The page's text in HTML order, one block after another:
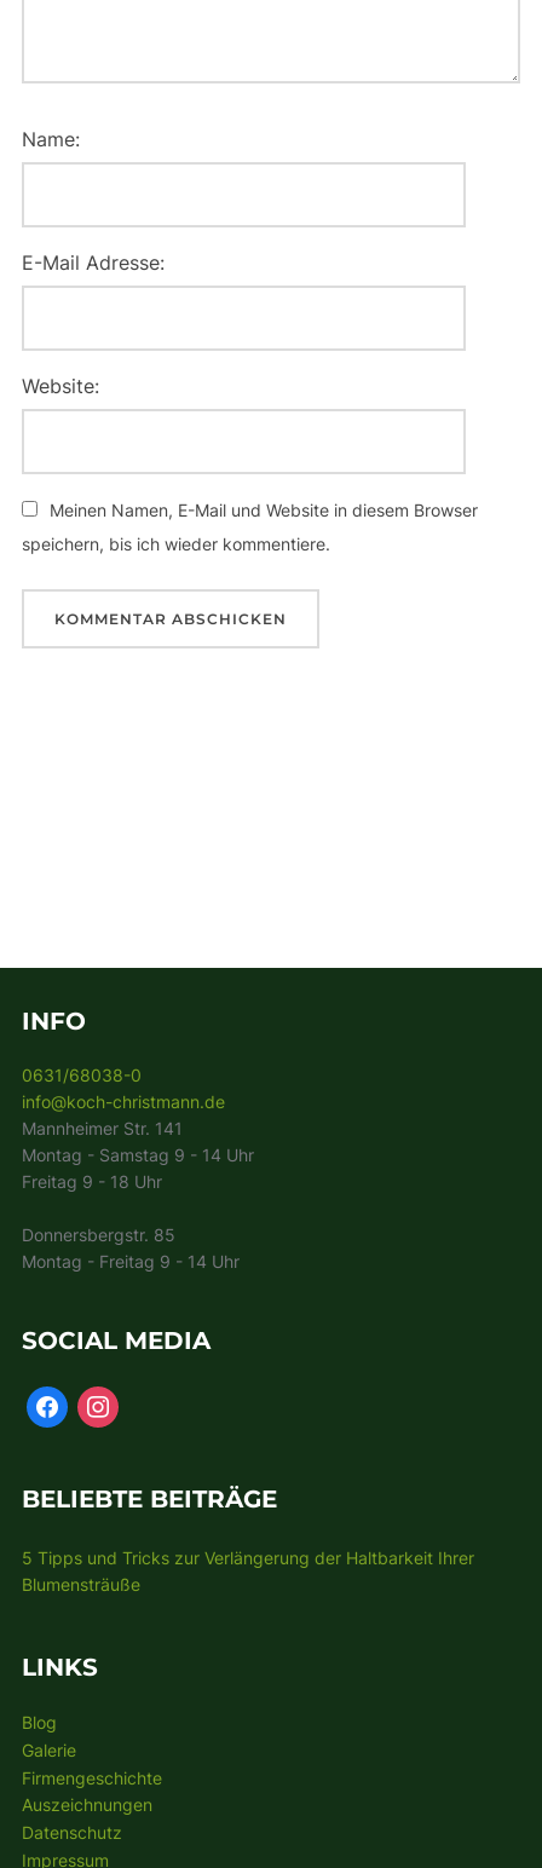
Name:
E-Mail Adresse:
Website:
Meinen Namen, E-Mail und Website in diesem Browser
speichern, bis ich wieder kommentiere.
INFO
0631/68038-0
info@koch-christmann.de
Mannheimer Str. 141
Montag - Samstag 9 - 14 Uhr
Freitag 9 - 18 Uhr
Donnersbergstr. 85
Montag - Freitag 9 - 14 Uhr
SOCIAL MEDIA
BELIEBTE BEITRÄGE
5 Tipps und Tricks zur Verlängerung der Haltbarkeit Ihrer
Blumensträuße
LINKS
Blog
Galerie
Firmengeschichte
Auszeichnungen
Datenschutz
Impressum